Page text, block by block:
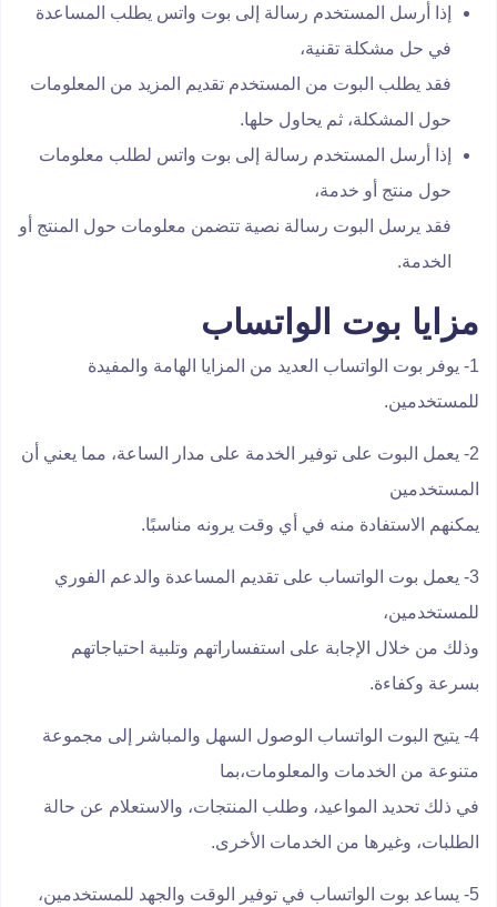
إذا أرسل المستخدم رسالة إلى بوت واتس يطلب المساعدة
في حل مشكلة تقنية،
فقد يطلب البوت من المستخدم تقديم المزيد من المعلومات
حول المشكلة، ثم يحاول حلها.
إذا أرسل المستخدم رسالة إلى بوت واتس لطلب معلومات
حول منتج أو خدمة،
فقد يرسل البوت رسالة نصية تتضمن معلومات حول المنتج أو
الخدمة.
مزايا بوت الواتساب
1- يوفر بوت الواتساب العديد من المزايا الهامة والمفيدة
للمستخدمين.
2- يعمل البوت على توفير الخدمة على مدار الساعة، مما يعني أن
المستخدمين
يمكنهم الاستفادة منه في أي وقت يرونه مناسبًا.
3- يعمل بوت الواتساب على تقديم المساعدة والدعم الفوري
للمستخدمين،
وذلك من خلال الإجابة على استفساراتهم وتلبية احتياجاتهم
بسرعة وكفاءة.
4- يتيح البوت الواتساب الوصول السهل والمباشر إلى مجموعة
متنوعة من الخدمات والمعلومات،بما
في ذلك تحديد المواعيد، وطلب المنتجات، والاستعلام عن حالة
الطلبات، وغيرها من الخدمات الأخرى.
5- يساعد بوت الواتساب في توفير الوقت والجهد للمستخدمين،